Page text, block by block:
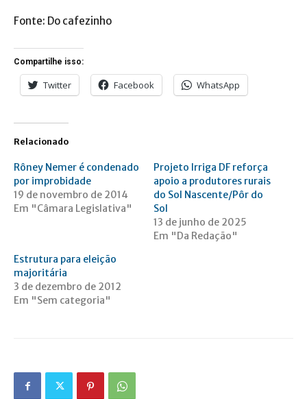
Fonte: Do cafezinho
Compartilhe isso:
Twitter Facebook WhatsApp
Relacionado
Rôney Nemer é condenado
por improbidade
19 de novembro de 2014
Em "Câmara Legislativa"
Projeto Irriga DF reforça
apoio a produtores rurais
do Sol Nascente/Pôr do
Sol
13 de junho de 2025
Em "Da Redação"
Estrutura para eleição
majoritária
3 de dezembro de 2012
Em "Sem categoria"